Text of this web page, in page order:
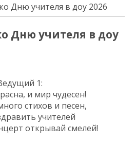
Дню учителя в доу 2026
Дню учителя в доу
1:
и мир чудесен!
стихов и песен,
учителей
открывай смелей!